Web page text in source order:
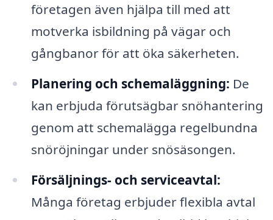
företagen även hjälpa till med att
motverka isbildning på vägar och
gångbanor för att öka säkerheten.
Planering och schemaläggning: De
kan erbjuda förutsägbar snöhantering
genom att schemalägga regelbundna
snöröjningar under snösäsongen.
Försäljnings- och serviceavtal:
Många företag erbjuder flexibla avtal